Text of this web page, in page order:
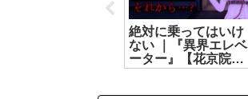
絶対に乗ってはいけ
ない ｜『異界エレベ
ーター』【花京院ち
えり】[2026.07.26]